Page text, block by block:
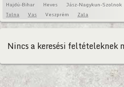
Hajdú-Bihar
Heves Jász-Nagykun-Szolnok
Tolna
Vas Veszprém Zala
Nincs a keresési feltételeknek